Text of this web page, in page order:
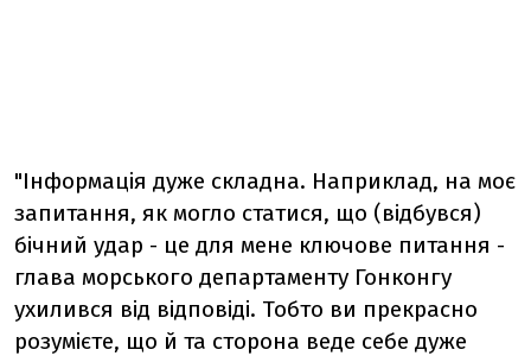
"Інформація дуже складна. Наприклад, на моє
запитання, як могло статися, що (відбувся)
бічний удар - це для мене ключове питання -
глава морського департаменту Гонконгу
ухилився від відповіді. Тобто ви прекрасно
розумієте, що й та сторона веде себе дуже